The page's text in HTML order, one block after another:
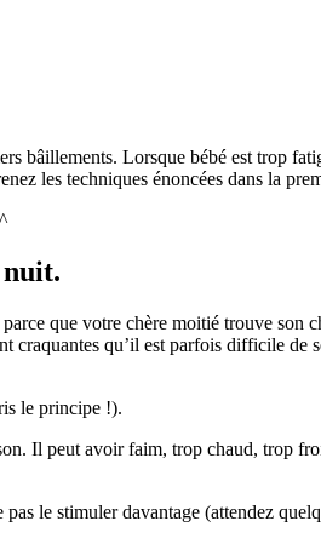
bâillements. Lorsque bébé est trop
les techniques énoncées dans la
que votre chère moitié trouve
craquantes qu’il est parfois difficile
le principe !).
Il peut avoir faim, trop chaud, trop
le stimuler davantage (attendez